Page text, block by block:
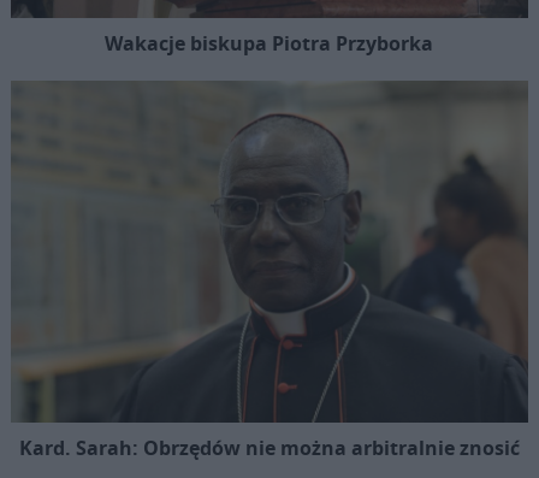
Wakacje biskupa Piotra Przyborka
Kard. Sarah: Obrzędów nie można arbitralnie znosić